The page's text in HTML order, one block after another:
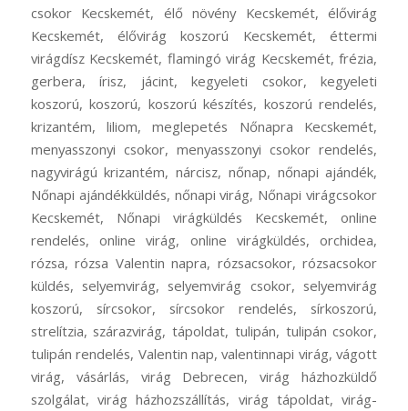
csokor Kecskemét, élő növény Kecskemét, élővirág
Kecskemét, élővirág koszorú Kecskemét, éttermi
virágdísz Kecskemét, flamingó virág Kecskemét, frézia,
gerbera, írisz, jácint, kegyeleti csokor, kegyeleti
koszorú, koszorú, koszorú készítés, koszorú rendelés,
krizantém, liliom, meglepetés Nőnapra Kecskemét,
menyasszonyi csokor, menyasszonyi csokor rendelés,
nagyvirágú krizantém, nárcisz, nőnap, nőnapi ajándék,
Nőnapi ajándékküldés, nőnapi virág, Nőnapi virágcsokor
Kecskemét, Nőnapi virágküldés Kecskemét, online
rendelés, online virág, online virágküldés, orchidea,
rózsa, rózsa Valentin napra, rózsacsokor, rózsacsokor
küldés, selyemvirág, selyemvirág csokor, selyemvirág
koszorú, sírcsokor, sírcsokor rendelés, sírkoszorú,
strelítzia, szárazvirág, tápoldat, tulipán, tulipán csokor,
tulipán rendelés, Valentin nap, valentinnapi virág, vágott
virág, vásárlás, virág Debrecen, virág házhozküldő
szolgálat, virág házhozszállítás, virág tápoldat, virág-